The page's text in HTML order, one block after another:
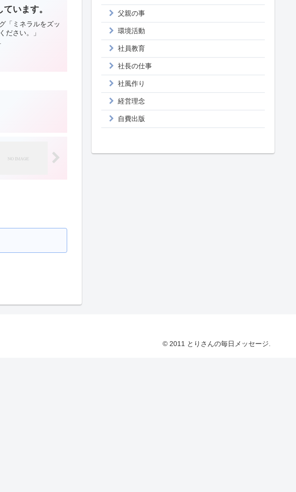
います。
「ミネラルをズッ
ださい。」
父親の事
環境活動
社員教育
社長の仕事
社風作り
経営理念
自費出版
© 2011 とりさんの毎日メッセージ.